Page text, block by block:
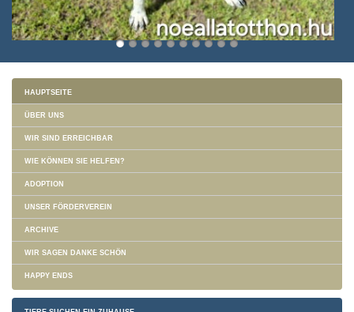
HAUPTSEITE
ÜBER UNS
WIR SIND ERREICHBAR
WIE KÖNNEN SIE HELFEN?
ADOPTION
UNSER FÖRDERVEREIN
ARCHIVE
WIR SAGEN DANKE SCHÖN
HAPPY ENDS